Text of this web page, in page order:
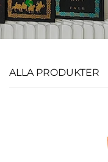
ALLA PRODUKTER